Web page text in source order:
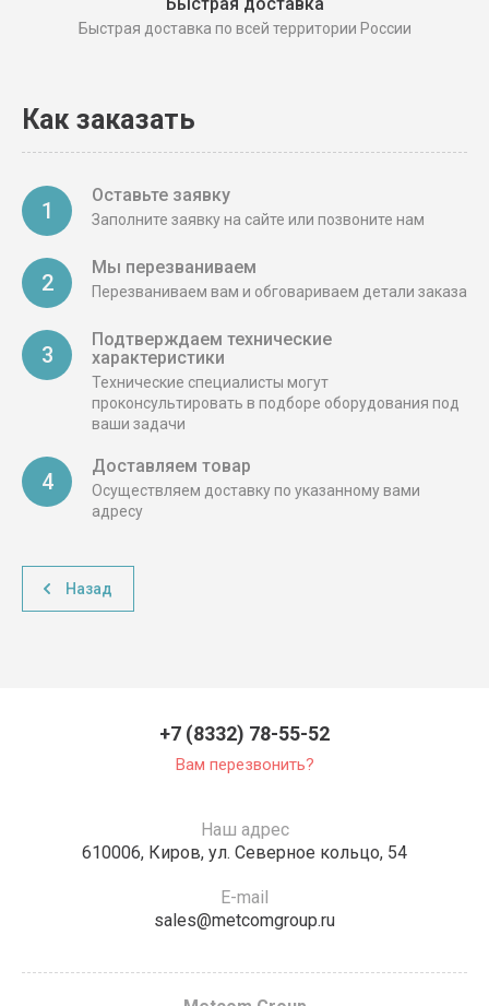
Быстрая доставка по всей территории России
Как заказать
1
Оставьте заявку
Заполните заявку на сайте или позвоните нам
2
Мы перезваниваем
Перезваниваем вам и обговариваем детали заказа
3
Подтверждаем технические
характеристики
Технические специалисты могут
проконсультировать в подборе оборудования под
ваши задачи
4
Доставляем товар
Осуществляем доставку по указанному вами
адресу
Назад
+7 (8332) 78-55-52
Вам перезвонить?
Наш адрес
610006, Киров, ул. Северное кольцо, 54
E-mail
sales@metcomgroup.ru